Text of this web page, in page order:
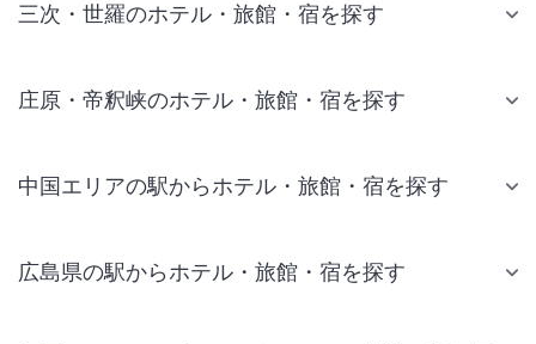
三次・世羅のホテル・旅館・宿を探す
庄原・帝釈峡のホテル・旅館・宿を探す
中国エリアの駅からホテル・旅館・宿を探す
広島県の駅からホテル・旅館・宿を探す